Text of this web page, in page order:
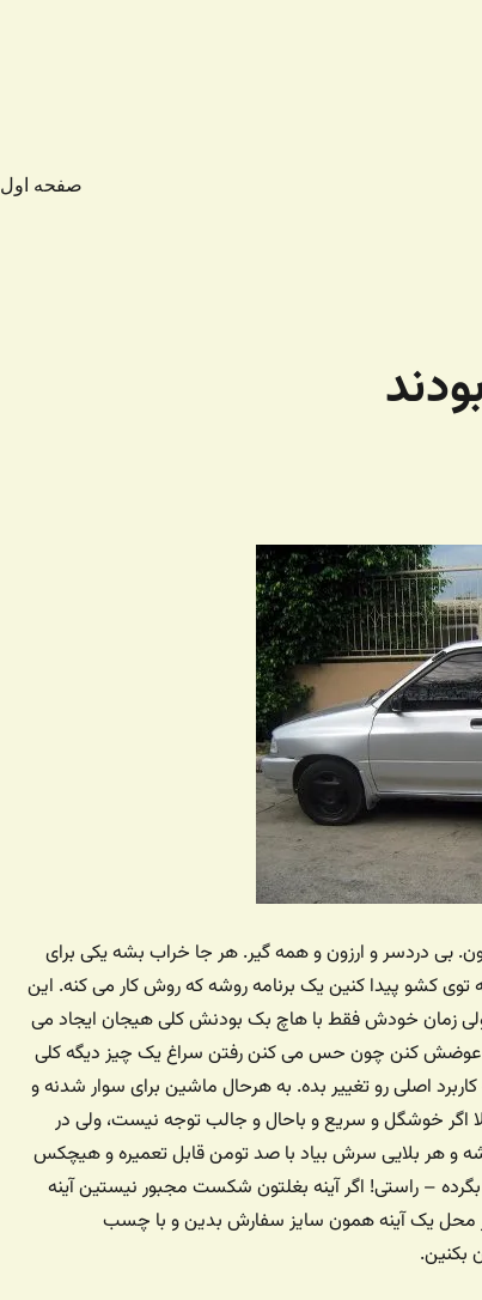
صفحه اول
بی دردسر و ارزون و همه گیر. هر جا خراب بشه یکی برای
کشو پیدا کنین یک برنامه روشه که روش کار می کنه. این
زمان خودش فقط با هاچ بک بودنش کلی هیجان ایجاد می
عوضش کنن چون حس می کنن رفتن سراغ یک چیز دیگه کلی
اصلی رو تغییر بده. به هرحال ماشین برای سوار شدنه و
اگر خوشگل و سریع و باحال و جالب توجه نیست، ولی در
هر بلایی سرش بیاد با صد تومن قابل تعمیره و هیچکس
– راستی! اگر آینه بغلتون شکست مجبور نیستین آینه
محل یک آینه همون سایز سفارش بدین و با چسب
بکنین.